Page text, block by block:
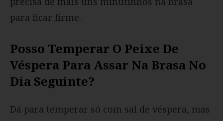
para ficar firme.
Posso Temperar O Peixe De
Véspera Para Assar Na Brasa No
Dia Seguinte?
Dá para temperar só com sal de véspera, mas